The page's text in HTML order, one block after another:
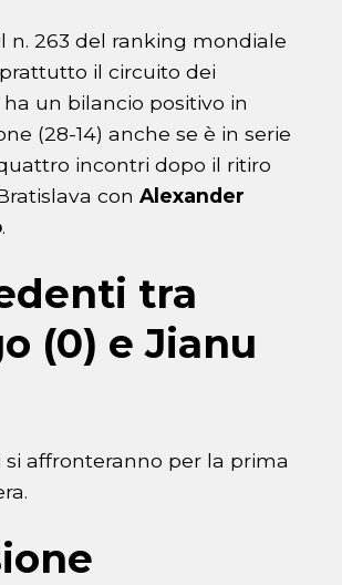
n. 263 del ranking mondiale
il circuito dei
un bilancio positivo in
(28-14) anche se è in serie
incontri dopo il ritiro
con Alexander
.
tra
(0) e Jianu
si affronteranno per la prima